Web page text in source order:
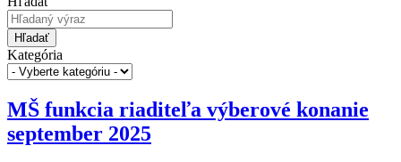
Hľadať
Kategória
MŠ funkcia riaditeľa výberové konanie
september 2025